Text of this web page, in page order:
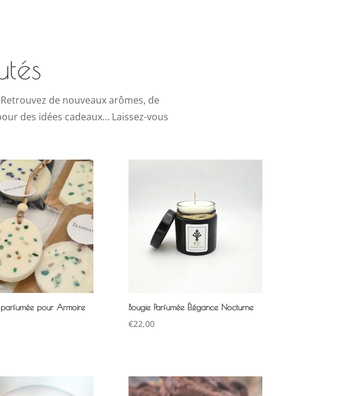
Retrouvez de nouveaux arômes, de
des idées cadeaux… Laissez-vous
parfumée pour Armoire Bougie Parfumée Élégance Nocturne
€22,00